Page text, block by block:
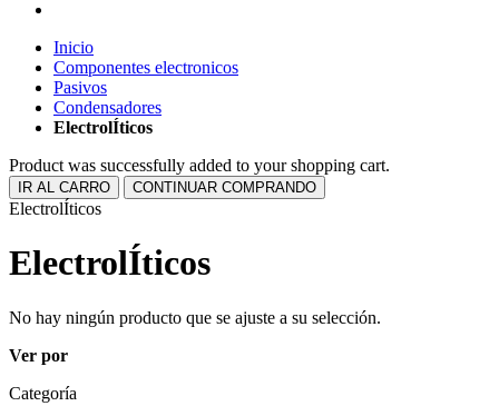
Inicio
Componentes electronicos
Pasivos
Condensadores
ElectrolÍticos
Product was successfully added to your shopping cart.
IR AL CARRO CONTINUAR COMPRANDO
ElectrolÍticos
ElectrolÍticos
No hay ningún producto que se ajuste a su selección.
Ver por
Categoría